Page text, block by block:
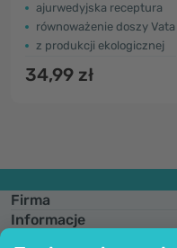
ajurwedyjska receptura
równoważenie doszy Vata
z produkcji ekologicznej
34,99 zł
Firma
Informacje